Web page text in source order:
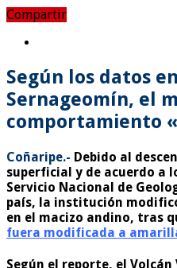
Compartir
Según los datos
Sernageomín, el
comportamiento
Coñaripe.- Debido al
superficial y de acuerdo a
Servicio Nacional de
país, la institución
en el macizo andino, tras
fuera modificada a
Según el reporte, el